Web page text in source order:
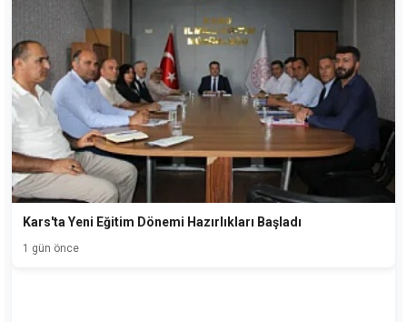
Kars'ta Yeni Eğitim Dönemi Hazırlıkları Başladı
1 gün önce